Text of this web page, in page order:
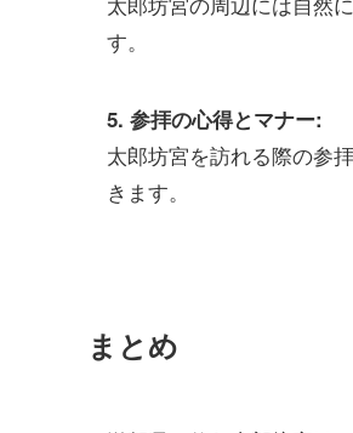
す。
5. 参拝の心得とマナー:
太郎坊宮を訪れる際の参
きます。
まとめ